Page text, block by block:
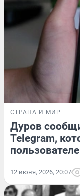
СТРАНА И МИР
Дуров
Telegram,
12 июня, 2026, 20:07